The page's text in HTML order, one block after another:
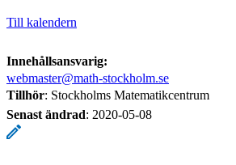
Till kalendern
Innehållsansvarig:
webmaster@math-stockholm.se
Tillhör: Stockholms Matematikcentrum
Senast ändrad: 2020-05-08